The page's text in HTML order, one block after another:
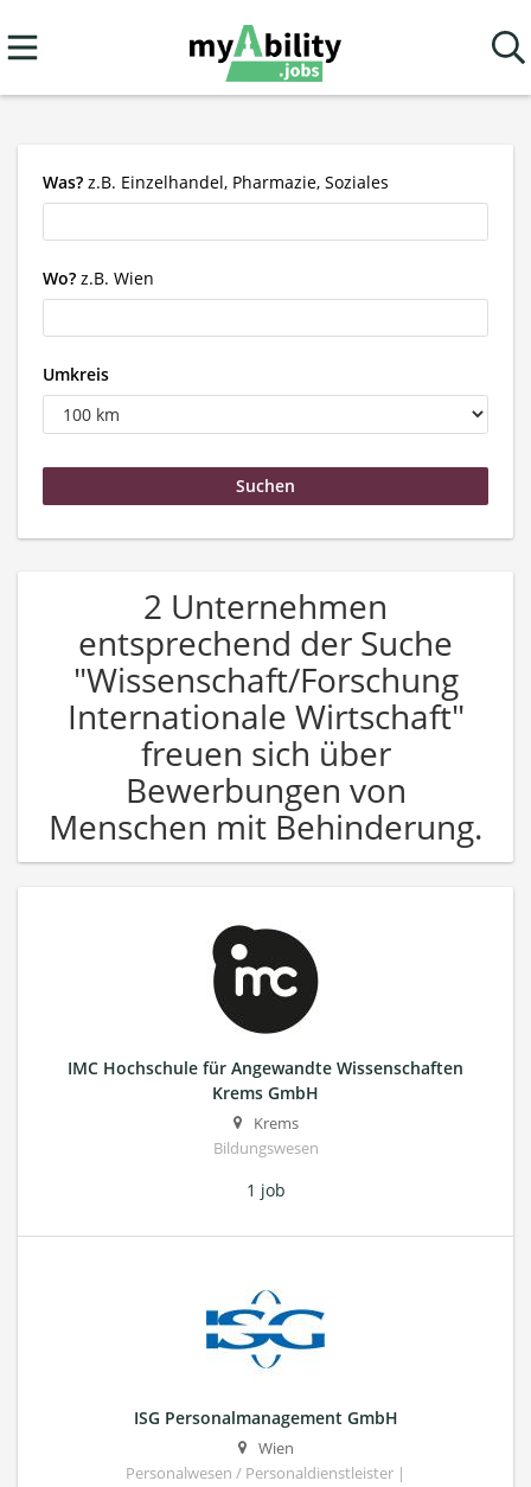
Was? z.B. Einzelhandel, Pharmazie, Soziales
Wo? z.B. Wien
Umkreis
2 Unternehmen
entsprechend der Suche
"Wissenschaft/Forschung
Internationale Wirtschaft"
freuen sich über
Bewerbungen von
Menschen mit Behinderung.
IMC Hochschule für Angewandte Wissenschaften
Krems GmbH
Krems
Bildungswesen
1 job
ISG Personalmanagement GmbH
Wien
Personalwesen / Personaldienstleister |